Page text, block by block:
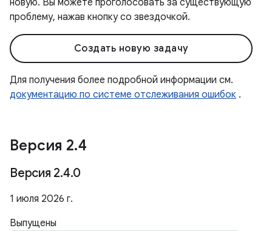
новую. Вы можете проголосовать за существующую
проблему, нажав кнопку со звездочкой.
Создать новую задачу
Для получения более подробной информации см.
документацию по системе отслеживания ошибок .
Версия 2.4
Версия 2.4.0
1 июля 2026 г.
Выпущены